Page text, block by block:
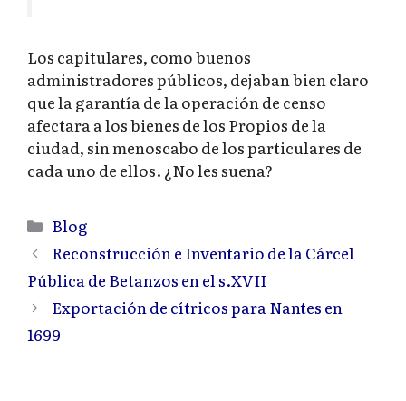
Los capitulares, como buenos
administradores públicos, dejaban bien claro
que la garantía de la operación de censo
afectara a los bienes de los Propios de la
ciudad, sin menoscabo de los particulares de
cada uno de ellos. ¿No les suena?
Categorías
Blog
Reconstrucción e Inventario de la Cárcel
Pública de Betanzos en el s.XVII
Exportación de cítricos para Nantes en
1699